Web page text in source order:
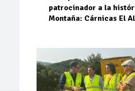
patrocinador a la
Montaña: Cárnicas El